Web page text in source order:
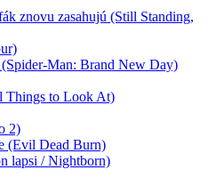
znovu zasahujú (Still Standing,
Man: Brand New Day)
Things to Look At)
2)
(Evil Dead Burn)
lapsi / Nightborn)